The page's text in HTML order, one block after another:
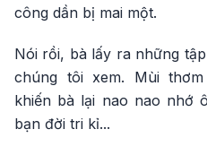
công dần bị mai một.
Nói rồi, bà lấy ra những
chúng tôi xem. Mùi
khiến bà lại nao nao nhớ
bạn đời tri kỉ...